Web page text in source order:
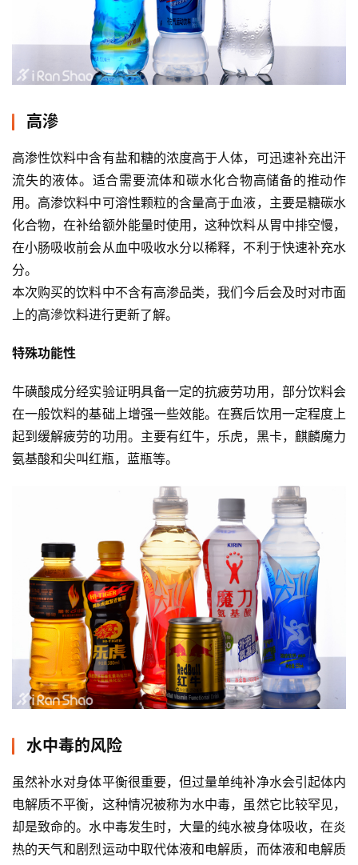
练
视
频
用
户
精
选
动
高滲
高渗性饮料中含有盐和糖的浓度高于人体，可迅速补充出汗
流失的液体。适合需要流体和碳水化合物高储备的推动作
用。高渗饮料中可溶性颗粒的含量高于血液，主要是糖碳水
化合物，在补给额外能量时使用，这种饮料从胃中排空慢，
在小肠吸收前会从血中吸收水分以稀释，不利于快速补充水
分。
本次购买的饮料中不含有高渗品类，我们今后会及时对市面
上的高滲饮料进行更新了解。
特殊功能性
牛磺酸成分经实验证明具备一定的抗疲劳功用，部分饮料会
在一般饮料的基础上增强一些效能。在赛后饮用一定程度上
起到缓解疲劳的功用。主要有红牛，乐虎，黑卡，麒麟魔力
氨基酸和尖叫红瓶，蓝瓶等。
水中毒的风险
虽然补水对身体平衡很重要，但过量单纯补净水会引起体内
电解质不平衡，这种情况被称为水中毒，虽然它比较罕见，
却是致命的。水中毒发生时，大量的纯水被身体吸收，在炎
热的天气和剧烈运动中取代体液和电解质，而体液和电解质